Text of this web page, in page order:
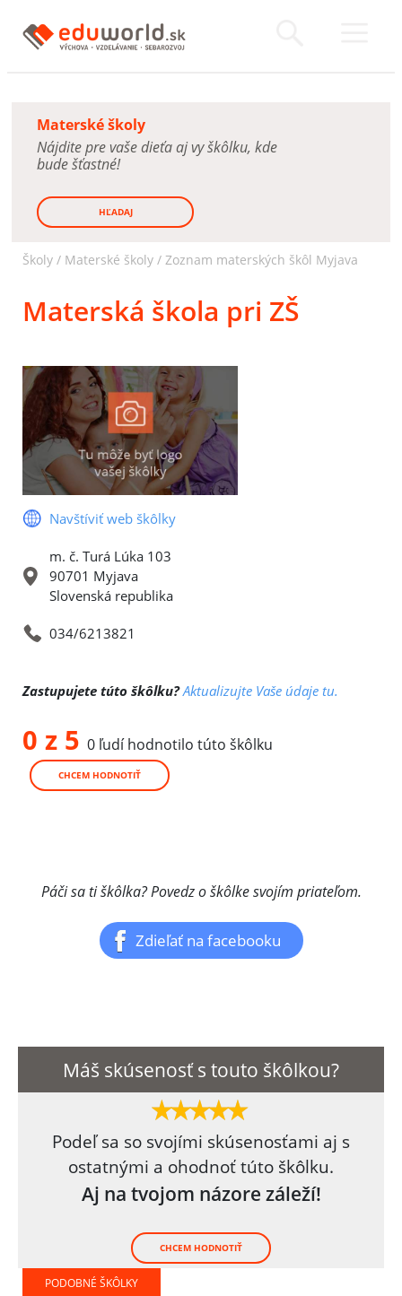
Materské školy
Nájdite pre vaše dieťa aj vy škôlku, kde
bude šťastné!
HĽADAJ
Školy / Materské školy / Zoznam materských škôl Myjava
Materská škola pri ZŠ
Navštíviť web škôlky
m. č. Turá Lúka 103
90701 Myjava
Slovenská republika
034/6213821
Zastupujete túto škôlku? Aktualizujte Vaše údaje tu.
0 z 5 0 ľudí hodnotilo túto škôlku
CHCEM HODNOTIŤ
Páči sa ti škôlka? Povedz o škôlke svojím priateľom.
Zdieľať na facebooku
Máš skúsenosť s touto škôlkou?
Podeľ sa so svojími skúsenosťami aj s
ostatnými a ohodnoť túto škôlku.
Aj na tvojom názore záleží!
CHCEM HODNOTIŤ
PODOBNÉ ŠKÔLKY